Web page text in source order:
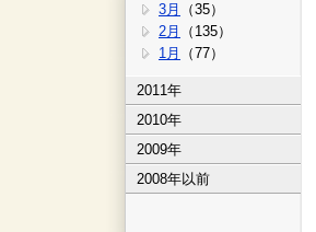
3月
（35）
2月
（135）
1月
（77）
2011年
2010年
2009年
2008年以前